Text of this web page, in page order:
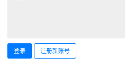
登录 注册新账号